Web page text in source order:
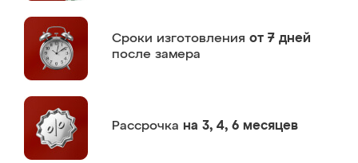
Сроки изготовления от 7 дней
после замера
Рассрочка на 3, 4, 6 месяцев